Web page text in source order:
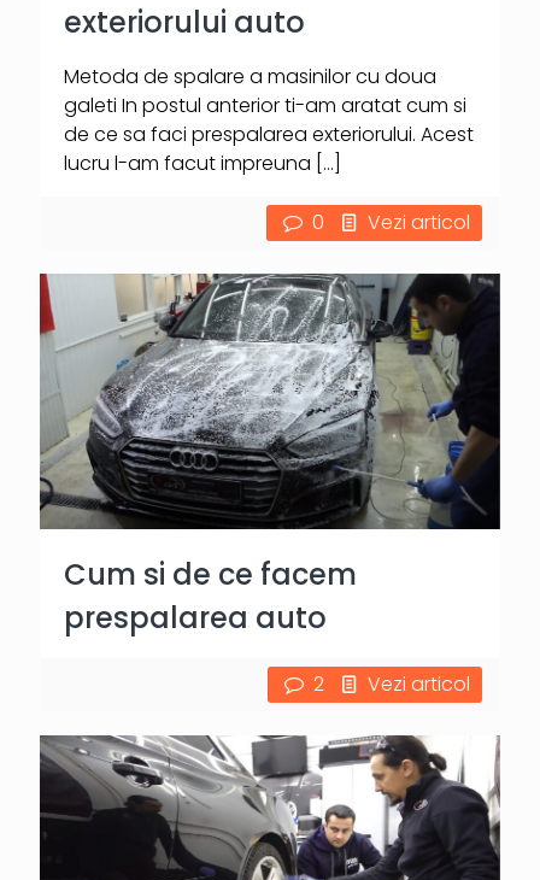
exteriorului auto
Metoda de spalare a masinilor cu doua
galeti In postul anterior ti-am aratat cum si
de ce sa faci prespalarea exteriorului. Acest
lucru l-am facut impreuna […]
0 Vezi articol
Cum si de ce facem
prespalarea auto
2 Vezi articol